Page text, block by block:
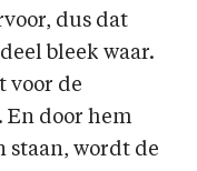
dus dat
bleek waar.
voor de
En door hem
staan, wordt de